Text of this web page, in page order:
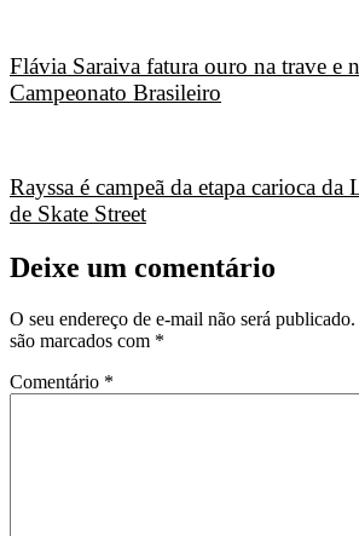
Flávia Saraiva fatura ouro na trave e
Campeonato Brasileiro
Rayssa é campeã da etapa carioca
de Skate Street
Deixe um comentário
O seu endereço de e-mail não será publicado.
são marcados com *
Comentário *